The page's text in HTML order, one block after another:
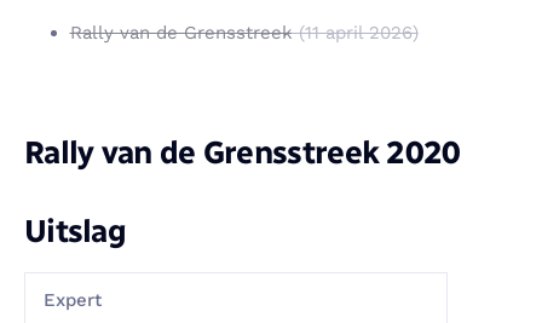
Rally van de Grensstreek(11 april 2026)
Rally van de Grensstreek 2020
Uitslag
Expert